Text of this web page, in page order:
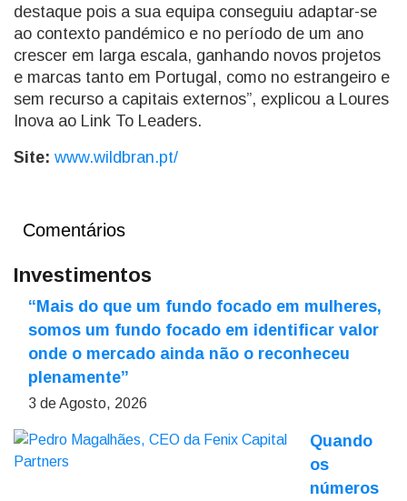
destaque pois a sua equipa conseguiu adaptar-se
ao contexto pandémico e no período de um ano
crescer em larga escala, ganhando novos projetos
e marcas tanto em Portugal, como no estrangeiro e
sem recurso a capitais externos”, explicou a Loures
Inova ao Link To Leaders.
Site: www.wildbran.pt/
Comentários
Investimentos
“Mais do que um fundo focado em mulheres,
somos um fundo focado em identificar valor
onde o mercado ainda não o reconheceu
plenamente”
3 de Agosto, 2026
Quando
os
números